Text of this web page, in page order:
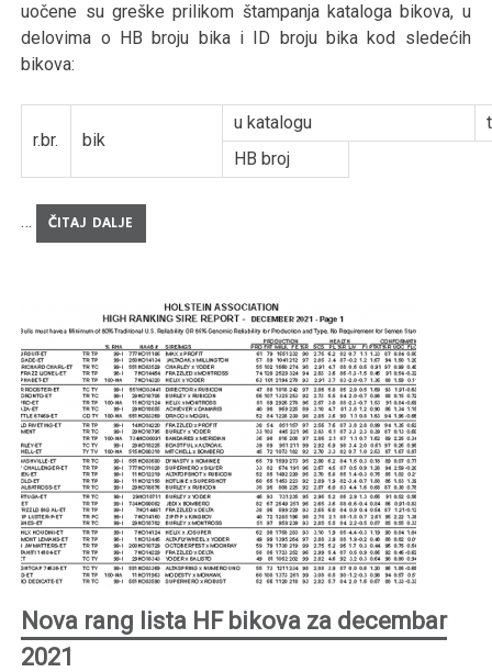
uočene su greške prilikom štampanja kataloga bikova, u
delovima o HB broju bika i ID broju bika kod sledećih
bikova:
r.br. bik
u katalogu
HB broj
… ČITAJ DALJE
Nova rang lista HF bikova za decembar
2021